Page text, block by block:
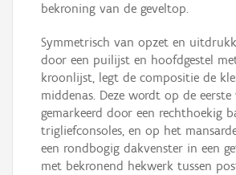
bekroning van de geveltop.
Symmetrisch van opzet en
door een puilijst en hoofdgestel
kroonlijst, legt de compositie de
middenas. Deze wordt op de
gemarkeerd door een rechthoekig
trigliefconsoles, en op het
een rondbogig dakvenster in een
met bekronend hekwerk tussen